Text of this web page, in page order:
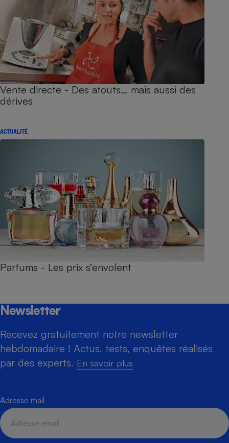
Vente directe - Des atouts… mais aussi des
dérives
ACTUALITÉ
Parfums - Les prix s’envolent
Newsletter
Recevez gratuitement notre newsletter
hebdomadaire ! Actus, tests, enquêtes réalisés
par des experts. En savoir plus
Adresse mail